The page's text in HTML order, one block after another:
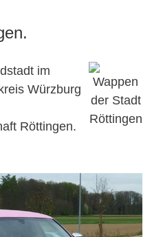
im
Würzburg
Röttingen.